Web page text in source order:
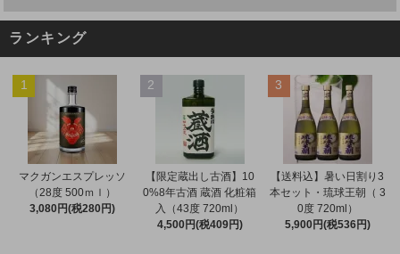
ランキング
1
マクガンエスプレッソ
（28度 500ｍｌ）
3,080円(税280円)
2
【限定蔵出し古酒】10
0%8年古酒 蔵酒 化粧箱
入（43度 720ml）
4,500円(税409円)
3
【送料込】暑い日割り3
本セット・琉球王朝（ 3
0度 720ml）
5,900円(税536円)